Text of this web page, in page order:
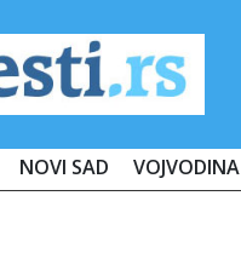
NOVI SAD VOJVODINA